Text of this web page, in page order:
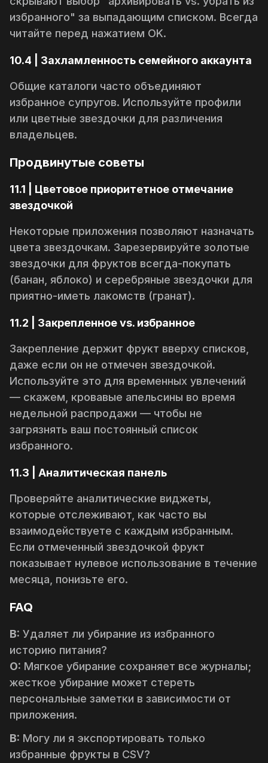
избранного" за выпадающим списком. Всегда
читайте перед нажатием OK.
10.4 | Захламленность семейного аккаунта
Общие каталоги часто объединяют
избранное супругов. Используйте профили
или цветные звездочки для различения
владельцев.
Продвинутые советы
11.1 | Цветовое приоритетное отмечание
звездочкой
Некоторые приложения позволяют назначать
цвета звездочкам. Зарезервируйте золотые
звездочки для фруктов всегда-покупать
(банан, яблоко) и серебряные звездочки для
приятно-иметь лакомств (гранат).
11.2 | Закрепленное vs. избранное
Закрепление держит фрукт вверху списков,
даже если он не отмечен звездочкой.
Используйте это для временных увлечений
— скажем, кровавые апельсины во время
недельной распродажи — чтобы не
загрязнять ваш постоянный список
избранного.
11.3 | Аналитическая панель
Проверяйте аналитические виджеты,
которые отслеживают, как часто вы
взаимодействуете с каждым избранным.
Если отмеченный звездочкой фрукт
показывает нулевое использование в течение
месяца, понизьте его.
FAQ
В: Удаляет ли убирание из избранного
историю питания?
О: Мягкое убирание сохраняет все журналы;
жесткое убирание может стереть
персональные заметки в зависимости от
приложения.
В: Могу ли я экспортировать только
избранные фрукты в CSV?